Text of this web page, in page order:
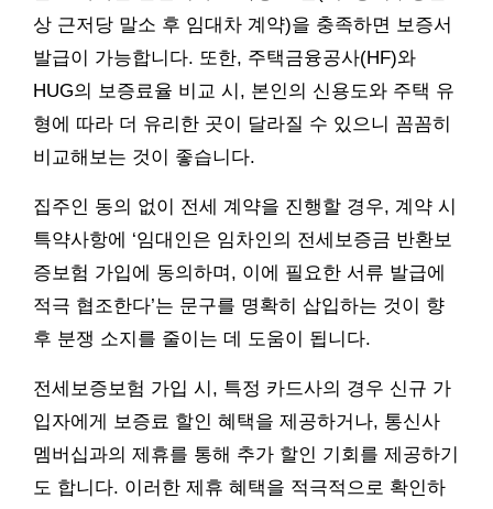
상 근저당 말소 후 임대차 계약)을 충족하면 보증서
발급이 가능합니다. 또한, 주택금융공사(HF)와
HUG의 보증료율 비교 시, 본인의 신용도와 주택 유
형에 따라 더 유리한 곳이 달라질 수 있으니 꼼꼼히
비교해보는 것이 좋습니다.
집주인 동의 없이 전세 계약을 진행할 경우, 계약 시
특약사항에 ‘임대인은 임차인의 전세보증금 반환보
증보험 가입에 동의하며, 이에 필요한 서류 발급에
적극 협조한다’는 문구를 명확히 삽입하는 것이 향
후 분쟁 소지를 줄이는 데 도움이 됩니다.
전세보증보험 가입 시, 특정 카드사의 경우 신규 가
입자에게 보증료 할인 혜택을 제공하거나, 통신사
멤버십과의 제휴를 통해 추가 할인 기회를 제공하기
도 합니다. 이러한 제휴 혜택을 적극적으로 확인하